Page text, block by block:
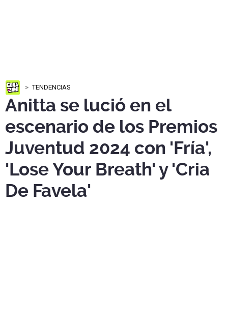
TENDENCIAS
Anitta se lució en el
escenario de los Premios
Juventud 2024 con 'Fría',
'Lose Your Breath' y 'Cria
De Favela'